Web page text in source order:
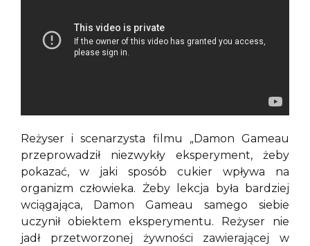
Reżyser i scenarzysta filmu „Damon Gameau
przeprowadził niezwykły eksperyment, żeby
pokazać, w jaki sposób cukier wpływa na
organizm człowieka. Żeby lekcja była bardziej
wciągająca, Damon Gameau samego siebie
uczynił obiektem eksperymentu. Reżyser nie
jadł przetworzonej żywności zawierającej w